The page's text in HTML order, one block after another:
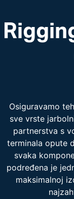
Osiguravamo
sve vrste
partnerstva s
terminala opute
svaka
podređena je
maksimalnoj